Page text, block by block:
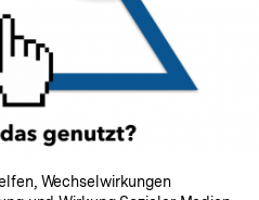
Wechselwirkungen